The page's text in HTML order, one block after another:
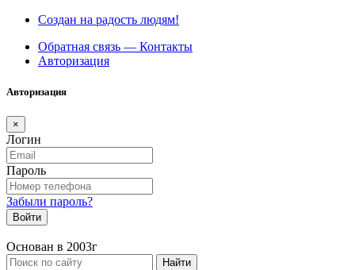
Создан на радость людям!
Обратная связь — Контакты
Авторизация
Авторизация
×
Логин
Пароль
Забыли пароль?
Войти
Основан в 2003г
Найти